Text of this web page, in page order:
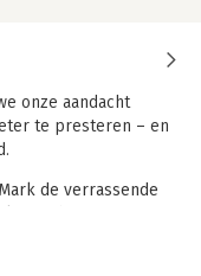
onze aandacht
te presteren – en
de verrassende